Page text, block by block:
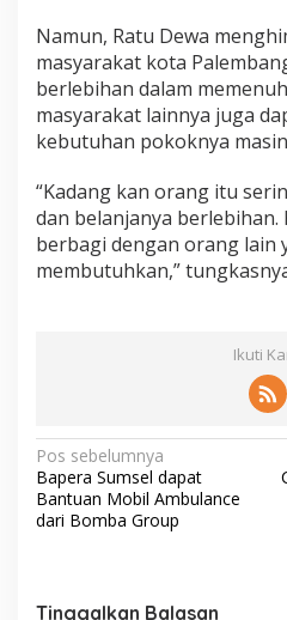
Namun, Ratu Dewa
masyarakat kota
berlebihan dalam
masyarakat lainnya juga
kebutuhan pokoknya
“Kadang kan orang itu
dan belanjanya
berbagi dengan orang lain
membutuhkan,”
Ikuti
N
a
v
g
Pos sebelumnya
Bapera Sumsel dapat
Bantuan Mobil Ambulance
dari Bomba Group
Tinggalkan Balasan